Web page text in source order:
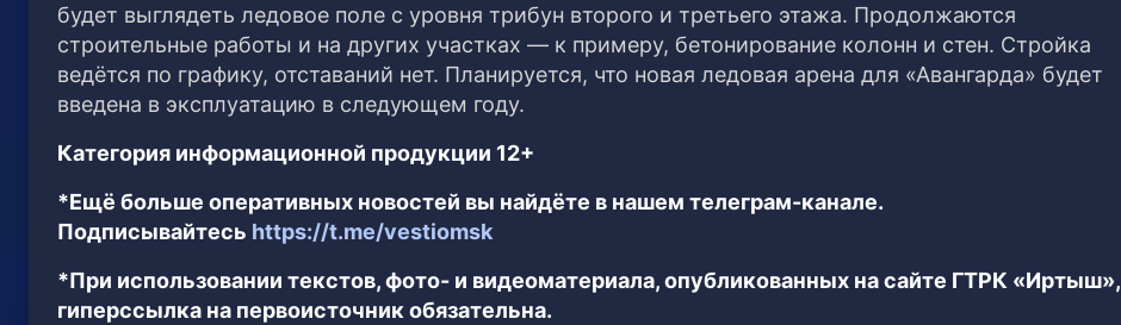
будет выглядеть ледовое поле с уровня трибун второго и третьего этажа. Продолжаются
строительные работы и на других участках — к примеру, бетонирование колонн и стен. Стройка
ведётся по графику, отставаний нет. Планируется, что новая ледовая арена для «Авангарда» будет
введена в эксплуатацию в следующем году.
Категория информационной продукции 12+
*Ещё больше оперативных новостей вы найдёте в нашем телеграм-канале.
Подписывайтесь https://t.me/vestiomsk
*При использовании текстов, фото- и видеоматериала, опубликованных на сайте ГТРК «Иртыш»,
гиперссылка на первоисточник обязательна.